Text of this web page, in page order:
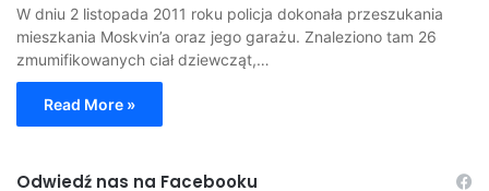
W dniu 2 listopada 2011 roku policja dokonała przeszukania
mieszkania Moskvin’a oraz jego garażu. Znaleziono tam 26
zmumifikowanych ciał dziewcząt,…
Read More »
Odwiedź nas na Facebooku